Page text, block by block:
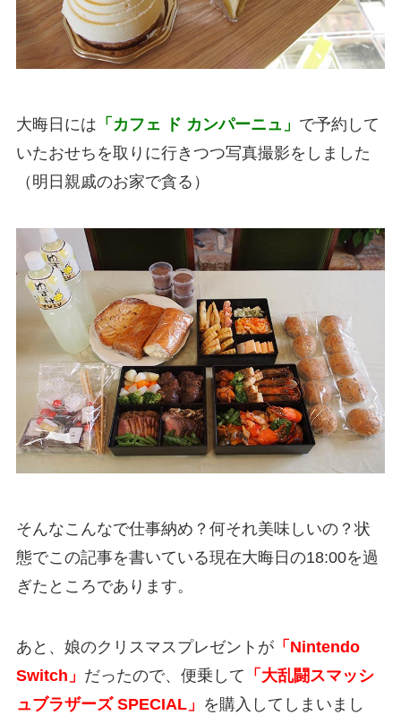
大晦日には 「カフェ ド カンパーニュ」 で予約して
いたおせちを取りに行きつつ写真撮影をしました
（明日親戚のお家で貪る）
そんなこんなで仕事納め？何それ美味しいの？状
態でこの記事を書いている現在大晦日の18:00を過
ぎたところであります。
あと、娘のクリスマスプレゼントが「Nintendo
Switch」 だったので、便乗して 「大乱闘スマッシ
ュブラザーズ SPECIAL」 を購入してしまいまし